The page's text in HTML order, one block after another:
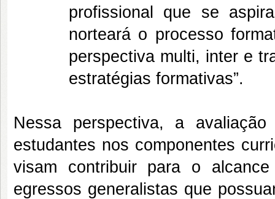
profissional que se
norteará o processo
perspectiva multi, inter e
estratégias formativas”.
Nessa perspectiva, a
estudantes nos componentes
visam contribuir para o
egressos generalistas que